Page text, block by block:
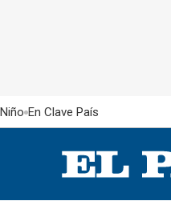
En Clave País